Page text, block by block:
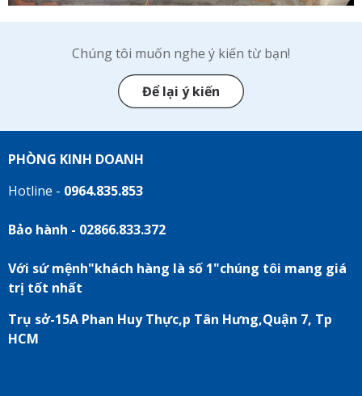
Chúng tôi muốn nghe ý kiến từ bạn!
Để lại ý kiến
PHÒNG KINH DOANH
Hotline - 0964.835.853
Bảo hành - 02866.833.372
Với sứ mệnh"khách hàng là số 1"chúng tôi mang giá
trị tốt nhất
Trụ sở-15A Phan Huy Thực,p Tân Hưng,Quận 7, Tp
HCM